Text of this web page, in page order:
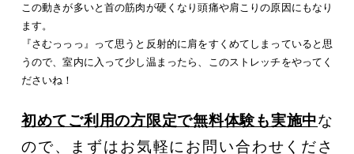
この動きが多いと首の筋肉が硬くなり頭痛や肩こりの原因にもなり
ます。
『さむっっっ』って思うと反射的に肩をすくめてしまっていると思
うので、室内に入って少し温まったら、このストレッチをやってく
ださいね！
初めてご利用の方限定で無料体験も実施中な
ので、まずはお気軽にお問い合わせくださ